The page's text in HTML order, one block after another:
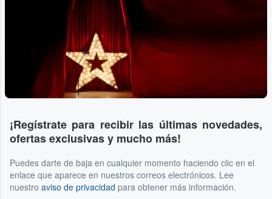
¡Regístrate para recibir las últimas novedades,
ofertas exclusivas y mucho más!
Puedes darte de baja en cualquier momento haciendo clic en el
enlace que aparece en nuestros correos electrónicos. Lee
nuestro aviso de privacidad para obtener más información.